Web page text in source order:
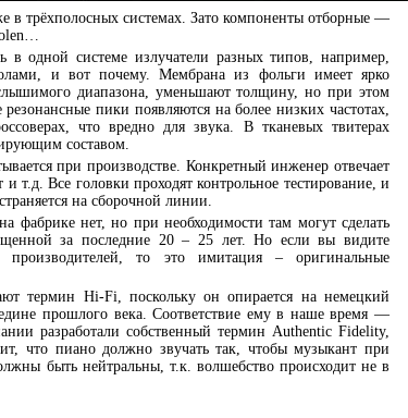
в трёхполосных системах. Зато компоненты отборные —
в одной системе излучатели разных типов, например,
и вот почему. Мембрана из фольги имеет ярко
диапазона, уменьшают толщину, но при этом
пики появляются на более низких частотах,
что вредно для звука. В тканевых твитерах
составом.
при производстве. Конкретный инженер отвечает
т.д. Все головки проходят контрольное тестирование, и
на сборочной линии.
фабрике нет, но при необходимости там могут сделать
за последние 20 – 25 лет. Но если вы видите
то это имитация – оригинальные
термин Hi-Fi, поскольку он опирается на немецкий
прошлого века. Соответствие ему в наше время —
разработали собственный термин Authentic Fidelity,
что пиано должно звучать так, чтобы музыкант при
быть нейтральны, т.к. волшебство происходит не в